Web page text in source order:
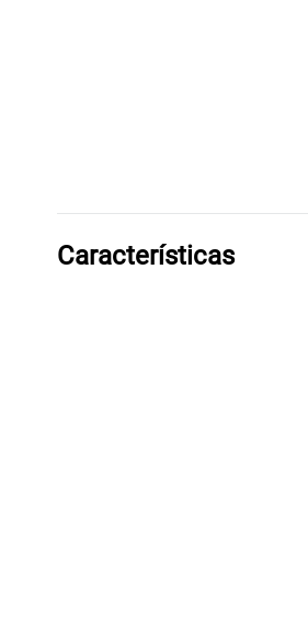
Características